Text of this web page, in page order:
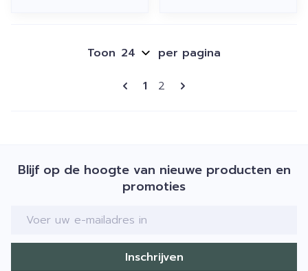
Pagina's
U lees momenteel pagina
1 Pagina
2
Toon per pagina
Blijf op de hoogte van nieuwe producten en
promoties
E-mail adres
Inschrijven